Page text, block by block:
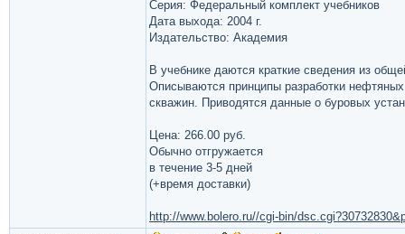
Серия: Федеральный комплект учебников
Дата выхода: 2004 г.
Издательство: Академия
В учебнике даются краткие сведения из
Описываются принципы разработки
скважин. Приводятся данные о буровых
Цена: 266.00 руб.
Обычно отгружается
в течение 3-5 дней
(+время доставки)
http://www.bolero.ru//cgi-bin/